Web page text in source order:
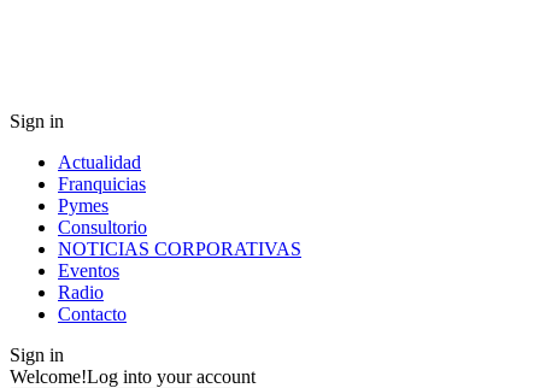
Sign in
Actualidad
Franquicias
Pymes
Consultorio
NOTICIAS CORPORATIVAS
Eventos
Radio
Contacto
Sign in
Welcome!Log into your account